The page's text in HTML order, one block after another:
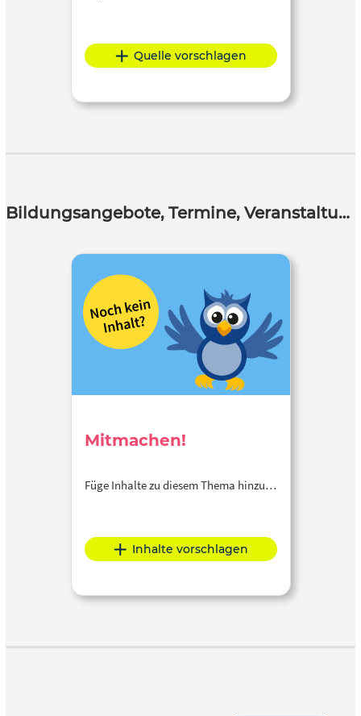
Quelle vorschlagen
Bildungsangebote, Termine, Veranstaltungen
Mitmachen!
Füge Inhalte zu diesem Thema hinzu…
Inhalte vorschlagen